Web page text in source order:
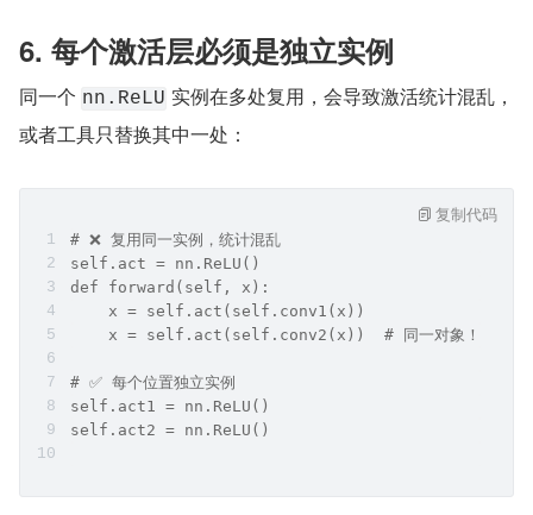
6. 每个激活层必须是独立实例
同一个 nn.ReLU 实例在多处复用，会导致激活统计混乱，
或者工具只替换其中一处：
# ❌ 复用同一实例，统计混乱
self.act = nn.ReLU()
def forward(self, x):
    x = self.act(self.conv1(x))
    x = self.act(self.conv2(x))  # 同一对象！
# ✅ 每个位置独立实例
self.act1 = nn.ReLU()
self.act2 = nn.ReLU()
复制代码